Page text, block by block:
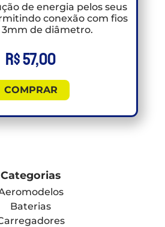
de energia pelos seus
conexão com fios
de diâmetro.
R$57,00
COMPRAR
Categorias
Baterias